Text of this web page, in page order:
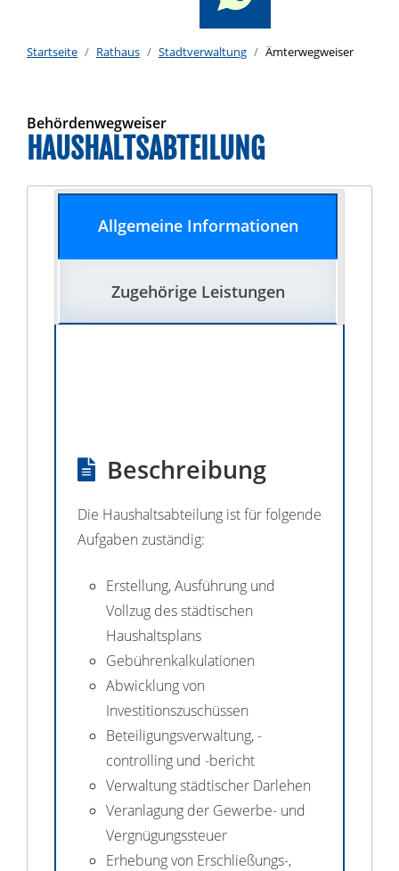
Startseite Rathaus Stadtverwaltung Ämterwegweiser
Behördenwegweiser
HAUSHALTSABTEILUNG
Allgemeine Informationen
Zugehörige Leistungen
Beschreibung
Die Haushaltsabteilung ist für folgende
Aufgaben zuständig:
Erstellung, Ausführung und
Vollzug des städtischen
Haushaltsplans
Gebührenkalkulationen
Abwicklung von
Investitionszuschüssen
Beteiligungsverwaltung, -
controlling und -bericht
Verwaltung städtischer Darlehen
Veranlagung der Gewerbe- und
Vergnügungssteuer
Erhebung von Erschließungs-,